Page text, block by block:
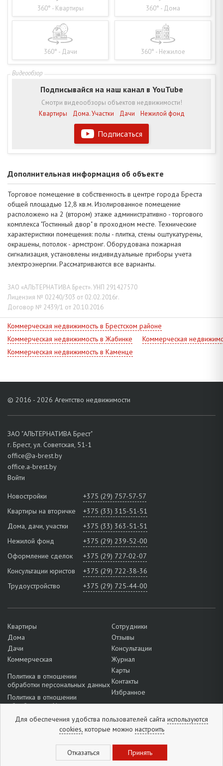
360° - Квартиры 360° - Дома
360° - Дачи 360° - Нежилое
Подписаться
Подписывайся на наш канал в YouTube
Смотри видеообзоры объектов недвижимости!
Квартиры
Дома. Участки Дачи Нежилой фонд
Дополнительная информация об объекте
Торговое помещение в собственность в центре города Бреста
общей площадью 12,8 кв.м. Изолированное помещение
расположено на 2 (втором) этаже административно - торгового
комплекса "Гостинный двор" в проходном месте. Технические
характеристики помещения: полы - плитка, стены оштукатурены,
окрашены, потолок - армстронг. Оборудована пожарная
сигнализация, установлены индивидуальные приборы учета
электроэнергии. Рассматриваются все варианты.
ЗАО «АЛЬТЕРНАТИВА Брест». УНП 291427570
Лицензия № 02240/303 от 02.02.2016г.
Договор № 2439/1 от 20.10.2016
Коммерческая недвижимость в Брестском районе
Коммерческая недвижимость в Жабинке
Коммерческая
Коммерческая недвижимость в Каменце
+375 (33) 327-52-38
© 2016 - 2026 Агентство недвижимости
ЗАО "АЛЬТЕРНАТИВА Брест"
г. Брест, ул. Советская, 51-1
office@a-brest.by
office.a-brest.by
Войти
Новостройки
+375 (29) 757-57-57
Квартиры на вторичке
+375 (33) 315-51-51
Дома, дачи, участки
+375 (33) 363-51-51
Нежилой фонд
+375 (29) 239-52-00
Оформление сделок
+375 (29) 727-02-07
Консультации юристов
+375 (29) 722-38-36
Трудоустройство
+375 (29) 725-44-00
Квартиры
Дома
Дачи
Коммерческая
Политика в отношении
обработки персональных данных
Политика в отношении
обработки cookie
Подробнее о настройках файлов
Сотрудники
Отзывы
Консультации
Журнал
Карты
Контакты
Избранное
Отзывы: 5из5 (1296 отзывов)
Для обеспечения удобства пользователей сайта используются
cookies,которые можно настроить